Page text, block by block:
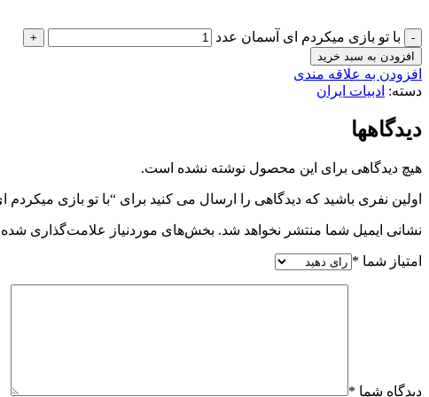
با تو بازی می­کردم ای آسمان عدد
افزودن به سبد خرید
افزودن به علاقه مندی
دسته: ادبیات ایران
دیدگاهها
هیچ دیدگاهی برای این محصول نوشته نشده است.
اولین نفری باشید که دیدگاهی را ارسال می کنید برای “با تو بازی می­کردم
نشانی ایمیل شما منتشر نخواهد شد. بخش‌های موردنیاز علامت‌گذاری
امتیاز شما *
دیدگاه شما *